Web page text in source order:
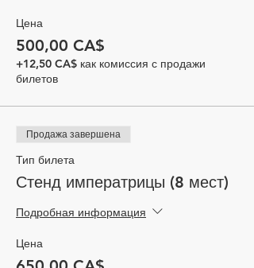
Цена
500,00 CA$
+12,50 CA$ как комиссия с продажи
билетов
Продажа завершена
Тип билета
Стенд императрицы (8 мест)
Подробная информация
Цена